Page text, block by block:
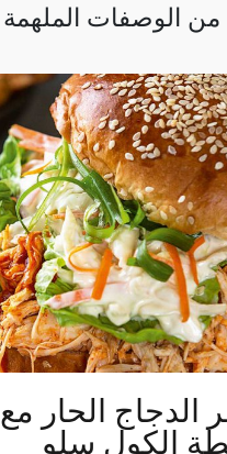
من الوصفات الملهمة
الدجاج الحار مع
الكول سلو